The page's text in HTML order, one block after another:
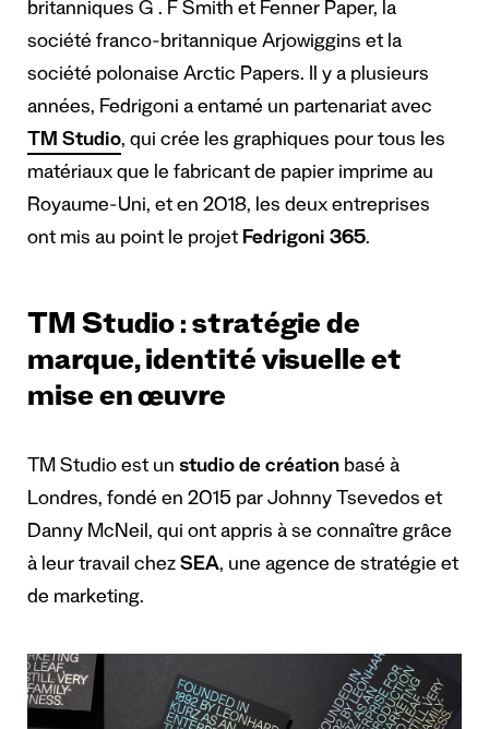
britanniques G . F Smith et Fenner Paper, la
société franco-britannique Arjowiggins et la
société polonaise Arctic Papers. Il y a plusieurs
années, Fedrigoni a entamé un partenariat avec
TM Studio, qui crée les graphiques pour tous les
matériaux que le fabricant de papier imprime au
Royaume-Uni, et en 2018, les deux entreprises
ont mis au point le projetFedrigoni 365.
TM Studio : stratégie de
marque, identité visuelle et
mise en œuvre
TM Studio est un studio de création basé à
Londres, fondé en 2015 par Johnny Tsevedos et
Danny McNeil, qui ont appris à se connaître grâce
à leur travail chez SEA, une agence de stratégie et
de marketing.